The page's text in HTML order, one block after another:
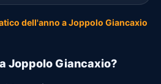
dell'anno a Joppolo Giancaxio
Joppolo Giancaxio?